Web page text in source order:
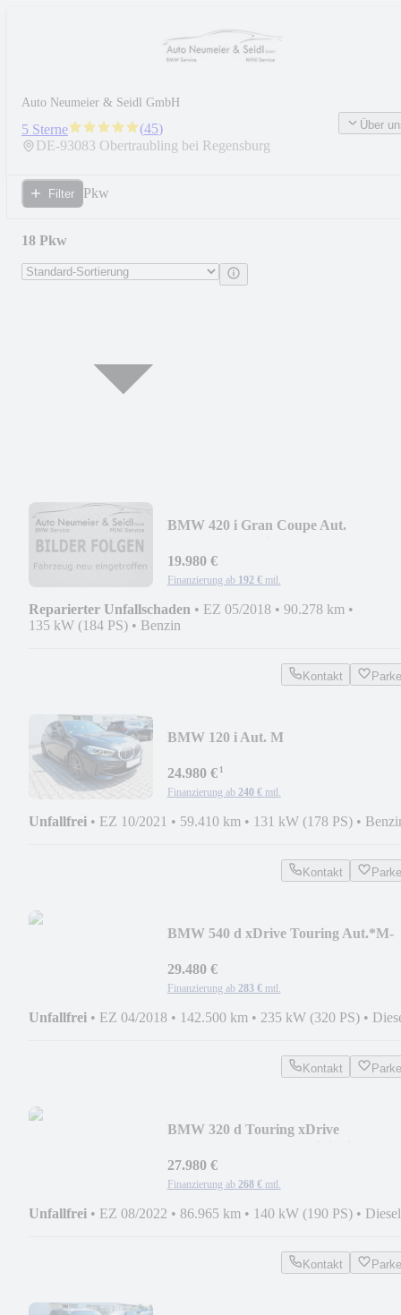
Auto Neumeier & Seidl GmbH
5 Sterne (45)
DE-93083 Obertraubling bei Regensburg
Über
Filter Pkw
18 Pkw
BMW 420 i Gran Coupe Aut.
19.980 €
Finanzierung ab 192 € mtl.
Reparierter Unfallschaden • EZ 05/2018 • 90.278 km •
135 kW (184 PS) • Benzin
Kontakt
BMW 120 i Aut. M
Alu*Ko
24.980 €¹
Finanzierung ab 240 € mtl.
Unfallfrei • EZ 10/2021 • 59.410 km • 131 kW (178 PS) •
Kontakt
BMW 540 d xDrive Touring Aut.*M-
29.480 €
Finanzierung ab 283 € mtl.
Unfallfrei • EZ 04/2018 • 142.500 km • 235 kW (320 PS) •
Kontakt
BMW 320 d Touring xDrive
27.980 €
Finanzierung ab 268 € mtl.
Unfallfrei • EZ 08/2022 • 86.965 km • 140 kW (190 PS) • Diesel
Kontakt